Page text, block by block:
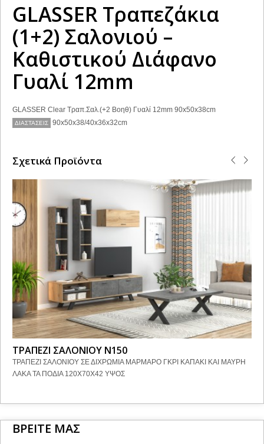
GLASSER Τραπεζάκια
(1+2) Σαλονιού –
Καθιστικού Διάφανο
Γυαλί 12mm
GLASSER Clear Τραπ.Σαλ.(+2 Βοηθ) Γυαλί 12mm 90x50x38cm
ΔΙΑΣΤΑΣΕΙΣ 90x50x38/40x36x32cm
Σχετικά Προϊόντα
ΤΡΑΠΕΖΙ ΣΑΛΟΝΙΟΥ Ν150
ΤΡΑΠΕΖΙ ΣΑΛΟΝΙΟΥ ΣΕ ΔΙΧΡΩΜΙΑ ΜΑΡΜΑΡΟ ΓΚΡΙ ΚΑΠΑΚΙ ΚΑΙ ΜΑΥΡΗ
ΛΑΚΑ ΤΑ ΠΟΔΙΑ 120Χ70Χ42 ΥΨΟΣ
ΒΡΕΙΤΕ ΜΑΣ